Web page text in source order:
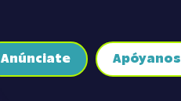
Anúnciate Apóyanos